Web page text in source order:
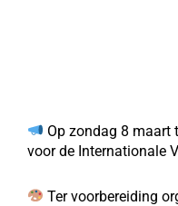
Op zondag 8 maart
voor de Internationale
Ter voorbereiding